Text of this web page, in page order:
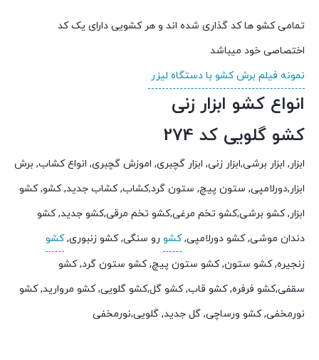
تمامی کشو ها کد گذاری شده اند و هر کشویی دارای یک کد
اختصاصی خود میباشد
نمونه فیلم برش کشو با دستگاه لیزر
انواع کشو ابزار زنی
کشو گلویی کد 274
ابزار, ابزار برشی,ابزار زنی, ابزار گچبری, اموزش گچبری, انواع کشاب, برش
ابزار,دورلامپی, ستون پیچ, ستون گرد,کشاب, کشاب جدید, کشو, کشو
ابزار, کشو برشی,کشو تخم مرغی,کشو تخم مرقی,کشو جدید, کشو
دندان موشی, کشو دورلامپی,کشو رو سنگی, کشو زنبوری,کشو
زنجیره, کشو ستون, کشو ستون پیچ, کشو ستون گرد, کشو
سقفی,کشو فرفره, کشو قاب, کشو گل,کشو گلویی, کشو مروارید, کشو
نورمخفی, کشو ورساچی, گل جدید, گلویی,نورمخفی